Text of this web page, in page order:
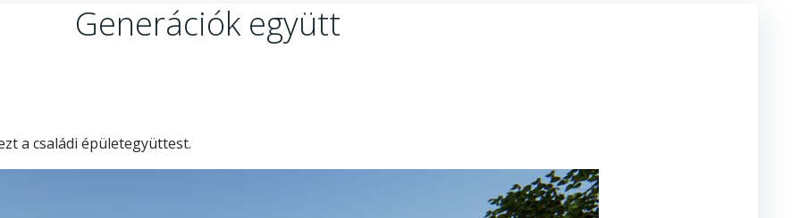
Generációk együtt
a családi épületegyüttest.